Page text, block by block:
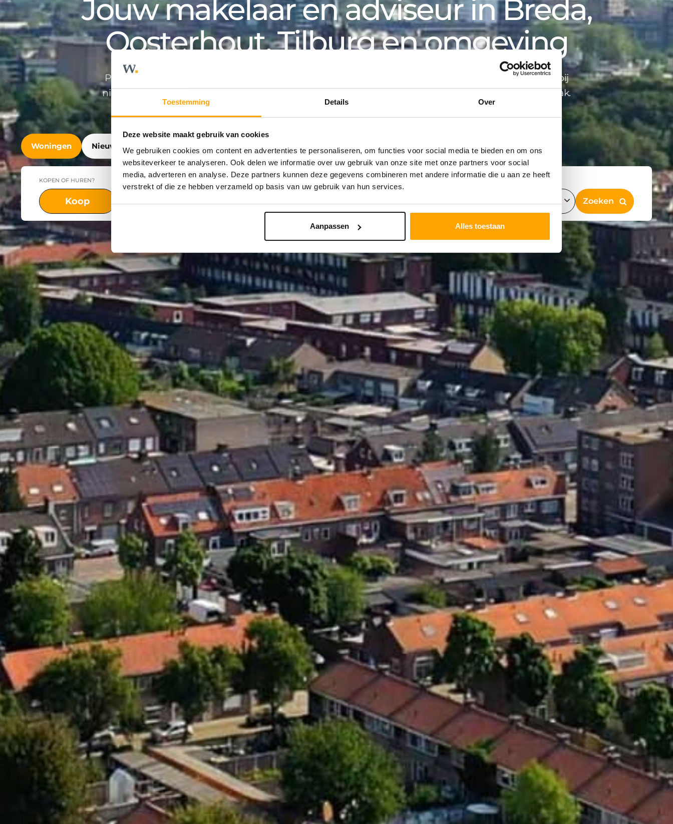
Toestemming Details Over
Deze website maakt gebruik van cookies
We gebruiken cookies om content en advertenties te personaliseren, om functies voor social media te bieden en om ons
websiteverkeer te analyseren. Ook delen we informatie over uw gebruik van onze site met onze partners voor social
media, adverteren en analyse. Deze partners kunnen deze gegevens combineren met andere informatie die u aan ze heeft
verstrekt of die ze hebben verzameld op basis van uw gebruik van hun services.
Aanpassen Alles toestaan
Jouw makelaar en adviseur in Breda,
Oosterhout, Tilburg en omgeving
Professioneel en persoonlijk, voor particuliere en zakelijke klanten. Van aankoopbegeleiding tot advies bij
nieuwbouwontwikkeling en van huurwoning tot hypotheek: bij Van de Water vind je alles onder één dak.
Woningen Nieuwbouw Bedrijfshuisvesting
KOPEN OF HUREN?
Koop Huur
PLAATS